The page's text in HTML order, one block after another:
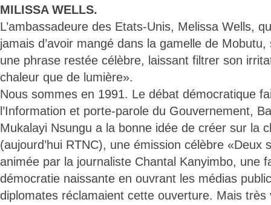
MILISSA WELLS.
L’ambassadeure des Etats-Unis, Melissa Wells,
jamais d’avoir mangé dans la gamelle de
une phrase restée célèbre, laissant filtrer son
chaleur que de lumière».
Nous sommes en 1991. Le débat démocratique
l’Information et porte-parole du Gouvernement,
Mukalayi Nsungu a la bonne idée de créer sur la
(aujourd’hui RTNC), une émission célèbre «Deux
animée par la journaliste Chantal Kanyimbo, une
démocratie naissante en ouvrant les médias
diplomates réclamaient cette ouverture. Mais